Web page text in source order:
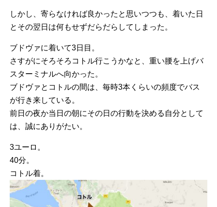
しかし、寄らなければ良かったと思いつつも、着いた日
とその翌日は何もせずだらだらしてしまった。
ブドヴァに着いて3日目。
さすがにそろそろコトル行こうかなと、重い腰を上げバ
スターミナルへ向かった。
ブドヴァとコトルの間は、毎時3本くらいの頻度でバス
が行き来している。
前日の夜か当日の朝にその日の行動を決める自分として
は、誠にありがたい。
3ユーロ。
40分。
コトル着。